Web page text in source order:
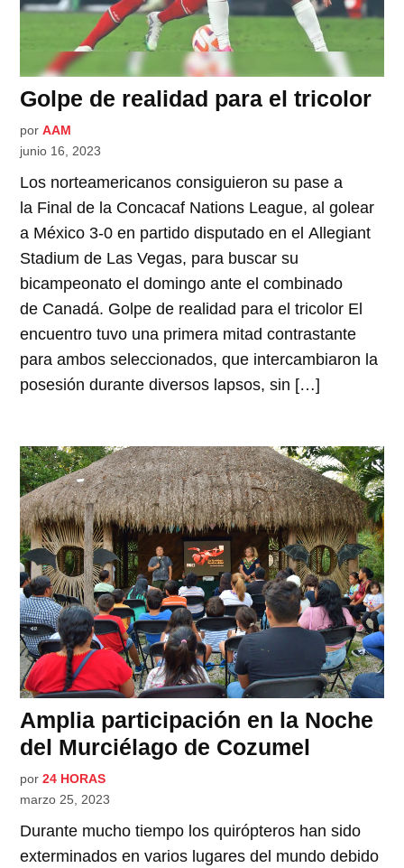
Golpe de realidad para el tricolor
por AAM
junio 16, 2023
Los norteamericanos consiguieron su pase a
la Final de la Concacaf Nations League, al golear
a México 3-0 en partido disputado en el Allegiant
Stadium de Las Vegas, para buscar su
bicampeonato el domingo ante el combinado
de Canadá. Golpe de realidad para el tricolor El
encuentro tuvo una primera mitad contrastante
para ambos seleccionados, que intercambiaron la
posesión durante diversos lapsos, sin […]
Amplia participación en la Noche
del Murciélago de Cozumel
por 24 HORAS
marzo 25, 2023
Durante mucho tiempo los quirópteros han sido
exterminados en varios lugares del mundo debido